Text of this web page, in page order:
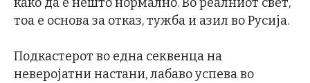
тоа е основа за отказ, тужба и азил во Русија.
Подкастерот во една секвенца на
неверојатни настани, лабаво успева во